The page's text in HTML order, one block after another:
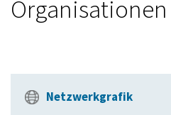
Organisationen
Netzwerkgrafik